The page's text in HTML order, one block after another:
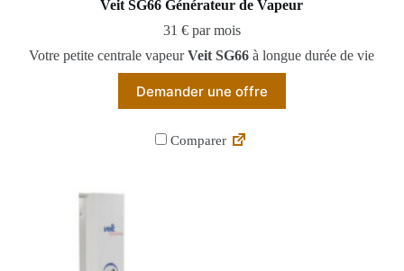
Veit SG66 Générateur de Vapeur
31 € par mois
Votre petite centrale vapeurVeit SG66à longue durée de vie
Demander une offre
Comparer